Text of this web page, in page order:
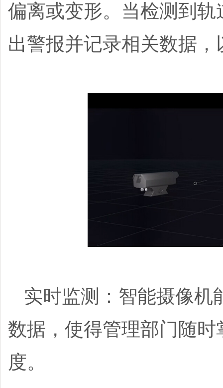
偏离或变形。当检测到
出警报并记录相关数据
实时监测：智能摄像机
数据，使得管理部门随
度。